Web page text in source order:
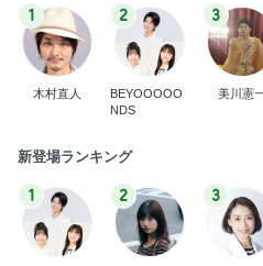
1
木村直人
2
BEYOOOOO
NDS
3
美川憲
新登場ランキング
1 2 3